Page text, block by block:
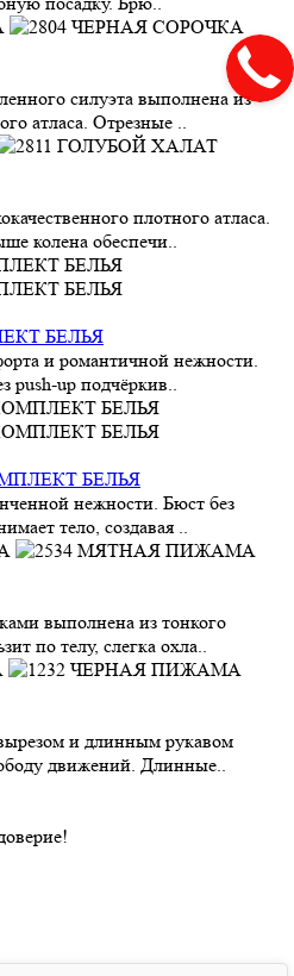
силуэта выполнена из
атласа. Отрезные ..
плотного атласа.
колена обеспечи..
БЕЛЬЯ
и романтичной нежности.
push-up подчёркив..
БЕЛЬЯ
нежности. Бюст без
тело, создавая ..
выполнена из тонкого
по телу, слегка охла..
и длинным рукавом
движений. Длинные..